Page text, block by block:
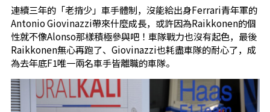
連續三年的「老揹少」車手體制，沒能給出身Ferrari青年軍的
Antonio Giovinazzi帶來什麼成長，或許因為Raikkonen的個
性就不像Alonso那樣積極參與吧！車隊戰力也沒有起色，最後
Raikkonen無心再跑了、Giovinazzi也耗盡車隊的耐心了，成
為去年底F1唯一兩名車手皆離職的車隊。